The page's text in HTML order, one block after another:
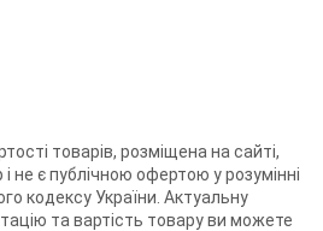
товарів, розміщена на сайті,
не є публічною офертою у розумінні
кодексу України. Актуальну
та вартість товару ви можете